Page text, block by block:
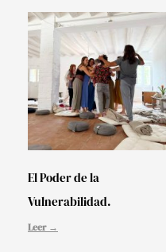
El Poder de la
Vulnerabilidad.
Leer →